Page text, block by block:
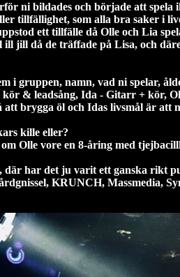
ni bildades och började att spela
tillfällighet, som alla bra saker i
ett tillfälle då Olle och Lia
ill jill då de träffade på Lisa, och
i gruppen, namn, vad ni spelar,
kör & leadsång, Ida - Gitarr + kör,
att brygga öl och Idas livsmål är att
kille eller?
Olle vore en 8-åring med
har det ju varit ett ganska rikt
KRUNCH, Massmedia,